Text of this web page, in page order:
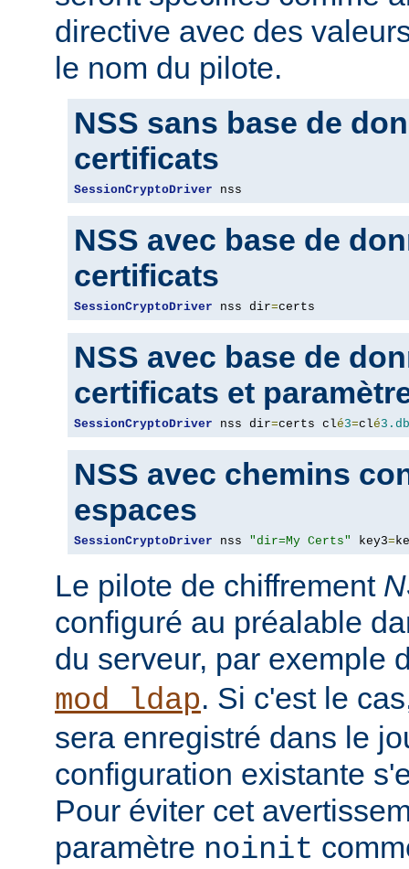
directive avec des
le nom du pilote.
NSS sans base de
certificats
SessionCryptoDriver nss
NSS avec base de
certificats
SessionCryptoDriver nss dir=certs
NSS avec base de
certificats et
SessionCryptoDriver nss dir=certs clé3=clé3.db
NSS avec chemins
espaces
SessionCryptoDriver nss "dir=My Certs" key3=
Le pilote de chiffrement
configuré au préalable
du serveur, par exemple
mod_ldap. Si c'est le
sera enregistré dans le
configuration existante
Pour éviter cet
paramètre noinit